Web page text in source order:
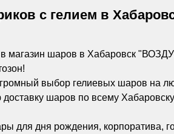
с гелием в
магазин шаров в Хабаровск
выбор гелиевых шаров на
шаров по всему
для дня рождения, корпоратива,